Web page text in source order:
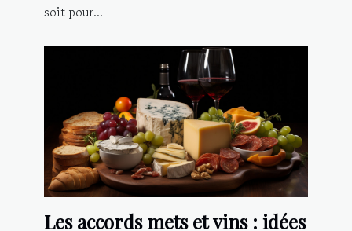
soit pour...
Les accords mets et vins : idées